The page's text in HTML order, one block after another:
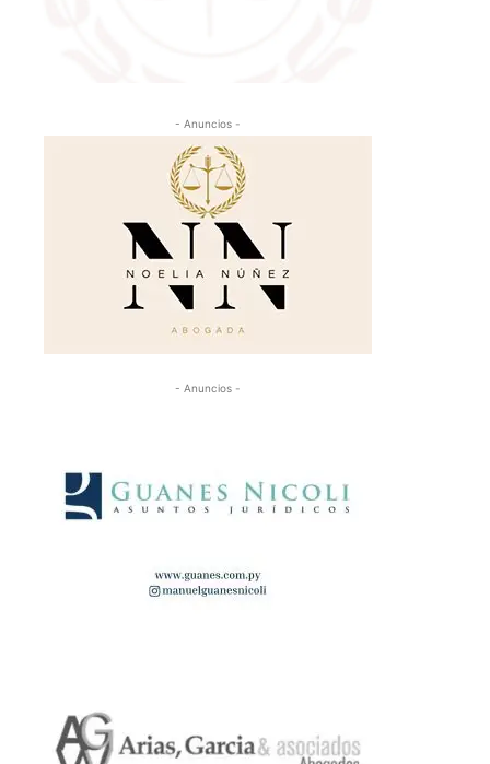
- Anuncios -
- Anuncios -